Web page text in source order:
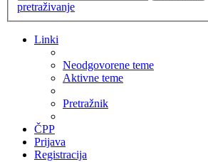
pretraživanje
Linki
Neodgovorene teme
Aktivne teme
Pretražnik
ČPP
Prijava
Registracija